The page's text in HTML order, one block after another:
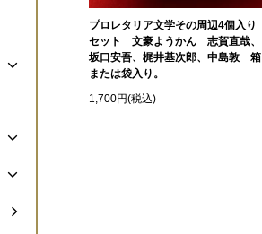
プロレタリア文学その周辺4個入り
セット 文豪ようかん 志賀直哉、
坂口安吾、梶井基次郎、中島敦 箱
または袋入り。
1,700円(税込)